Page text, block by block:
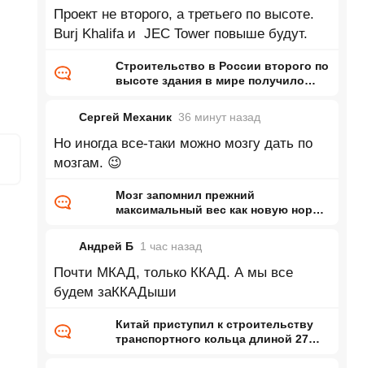
Проект не второго, а третьего по высоте.
Burj Khalifa и JEC Tower повыше будут.
Строительство в России второго по
высоте здания в мире получило
Сергей Механик 36 минут назад
Но иногда все-таки можно мозгу дать по
мозгам. 😉
Мозг запомнил прежний
максимальный вес как новую норму
Андрей Б 1 час назад
Почти МКАД, только ККАД. А мы все
будем заККАДыши
Китай приступил к строительству
транспортного кольца длиной 27